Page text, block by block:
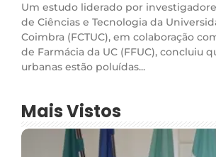
Um estudo liderado por
de Ciências e Tecnologia da
Coimbra (FCTUC), em colaboração
de Farmácia da UC (FFUC), concluiu
urbanas estão poluídas...
Mais Vistos